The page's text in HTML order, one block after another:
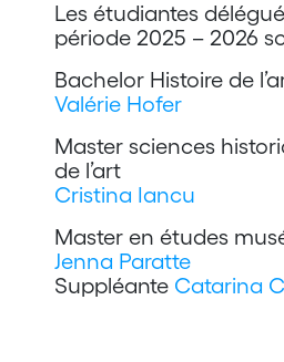
Les étudiantes
période 2025 – 2026
Bachelor Histoire de
Valérie Hofer
Master sciences
de l’art
Cristina Iancu
Master en études
Jenna Paratte
Suppléante Catarina